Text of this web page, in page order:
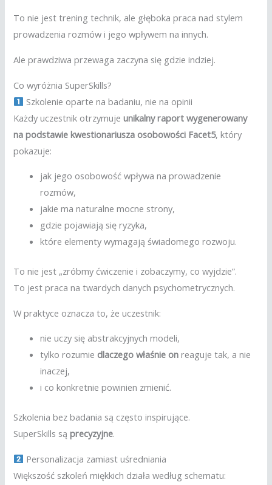
To nie jest trening technik, ale głęboka praca nad stylem
prowadzenia rozmów i jego wpływem na innych.
Ale prawdziwa przewaga zaczyna się gdzie indziej.
Co wyróżnia SuperSkills?
Szkolenie oparte na badaniu, nie na opinii
Każdy uczestnik otrzymujeunikalny raport wygenerowany
na podstawie kwestionariusza osobowości Facet5, który
pokazuje:
jak jego osobowość wpływa na prowadzenie
rozmów,
jakie ma naturalne mocne strony,
gdzie pojawiają się ryzyka,
które elementy wymagają świadomego rozwoju.
To nie jest „zróbmy ćwiczenie i zobaczymy, co wyjdzie”.
To jest praca na twardych danych psychometrycznych.
W praktyce oznacza to, że uczestnik:
nie uczy się abstrakcyjnych modeli,
tylko rozumie dlaczego właśnie on reaguje tak, a nie
inaczej,
i co konkretnie powinien zmienić.
Szkolenia bez badania są często inspirujące.
SuperSkills sąprecyzyjne.
Personalizacja zamiast uśredniania
Większość szkoleń miękkich działa według schematu: